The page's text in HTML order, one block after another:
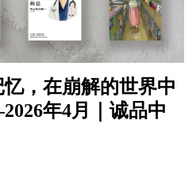
，在崩解的世界中
年4月｜诚品中